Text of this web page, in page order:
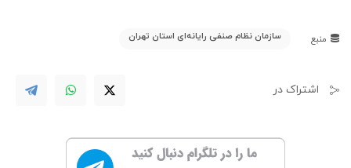
منبع سازمان نظام صنفی رایانه‌ای استان تهران
اشتراک در